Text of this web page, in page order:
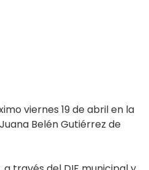
viernes 19 de abril en la
Belén Gutiérrez de